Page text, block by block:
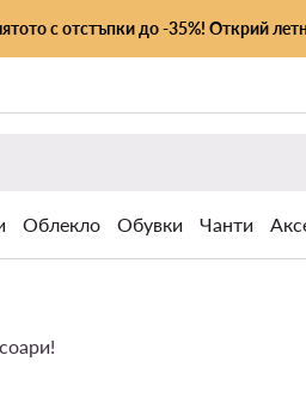
с отстъпки до -35%! Открий
Облекло Обувки Чанти